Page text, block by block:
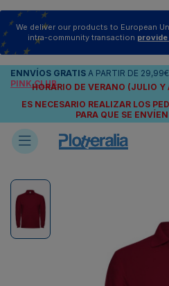
We deliver our products to European
intra-community transaction provide
ENNVÍOS GRATIS A PARTIR DE 29,99€
PINK CLUB
HORARIO DE VERANO (JULIO
ES NECESARIO REALIZAR LOS
PARA QUE SE ENVÍEN